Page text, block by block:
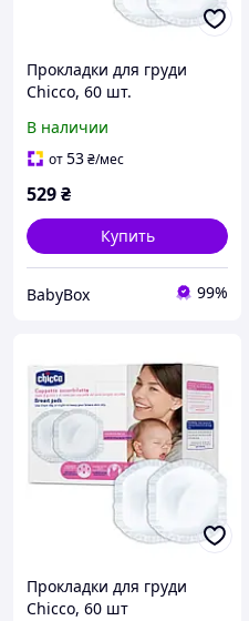
Прокладки для груди
Chicco, 60 шт.
В наличии
от53₴/мес
529₴
Купить
BabyBox 99%
Прокладки для груди
Chicco, 60 шт